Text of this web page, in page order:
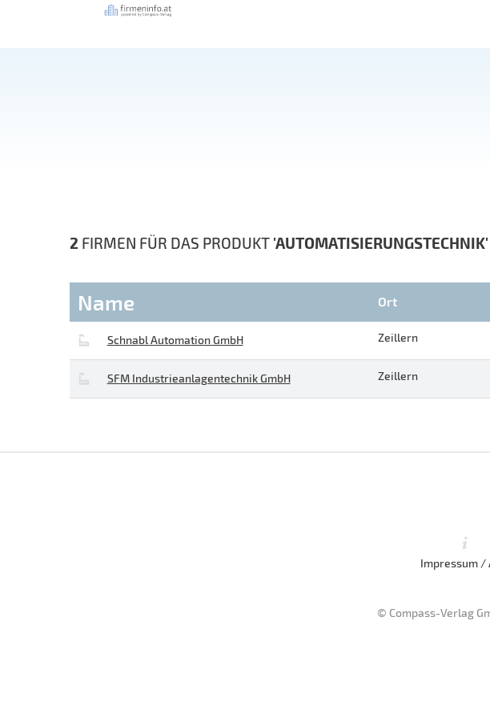
2 FIRMEN FÜR DAS PRODUKT 'AUTOMATISIERUNGSTECHNIK'
Name Ort
Schnabl Automation GmbH Zeillern
SFM Industrieanlagentechnik GmbH Zeillern
Impressum /
© Compass-Verlag